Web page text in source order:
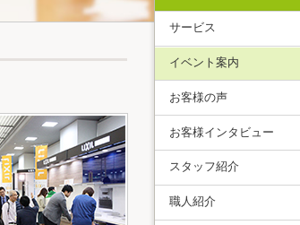
サービス
イベント案内
お客様の声
お客様インタビュー
スタッフ紹介
職人紹介